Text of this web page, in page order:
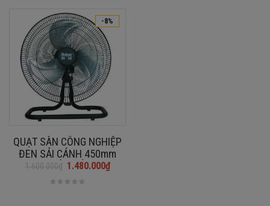
-8%
QUẠT SÀN CÔNG NGHIỆP
ĐEN SẢI CÁNH 450mm
FE45-T (CÓ TUỐC NĂNG)
1.600.000₫ 1.480.000₫